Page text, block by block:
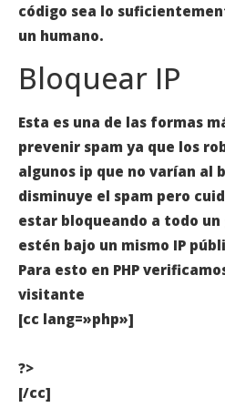
código sea lo
un humano.
Bloquear IP
Esta es una de las formas
prevenir spam ya que los
algunos ip que no varían al
disminuye el spam pero
estar bloqueando a todo un
estén bajo un mismo IP
Para esto en PHP
visitante
[cc lang=»php»]
?>
[/cc]